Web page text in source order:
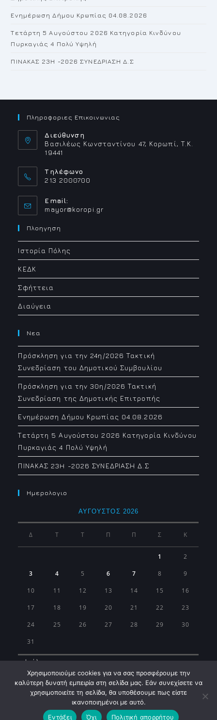
Ενημέρωση Δήμου Κρωπίας 04.08.2026
Τετάρτη 5 Αυγούστου 2026 Κατηγορία Κινδύνου
Πυρκαγιάς 4 Πολύ Υψηλή
ΠΙΝΑΚΑΣ 23H -2026 ΣΥΝΕΔΡΙΑΣΗ Δ.Σ
Πληροφοριες Επικοινωνιας
Διεύθυνση
Βασιλέως Κωνσταντίνου 47, Κορωπί, Τ.Κ.
19441
Τηλέφωνο
213 2000700
Email:
mayor@koropi.grOpens
Πλοηγηση
Ιστορία Πόλης
ΚΕΔΚ
Σφήττεια
Διαύγεια
Νεα
Πρόσκληση για την 24η/2026 Τακτική
Συνεδρίαση του Δημοτικού Συμβουλίου
Πρόσκληση για την 30η/2026 Τακτική
Συνεδρίαση της Δημοτικής Επιτροπής
Ενημέρωση Δήμου Κρωπίας 04.08.2026
Τετάρτη 5 Αυγούστου 2026 Κατηγορία Κινδύνου
Πυρκαγιάς 4 Πολύ Υψηλή
ΠΙΝΑΚΑΣ 23H -2026 ΣΥΝΕΔΡΙΑΣΗ Δ.Σ
Ημερολογιο
ΑΎΓΟΥΣΤΟΣ 2026
Δ Τ Τ Π Π Σ Κ
1 2
3 4 5 6 7 8 9
10 11 12 13 14 15 16
17 18 19 20 21 22 23
24 25 26 27 28 29 30
31
« Ιούλ
Χρησιμοποιούμε cookies για να σας προσφέρουμε την
καλύτερη δυνατή εμπειρία στη σελίδα μας. Εάν συνεχίσετε να
χρησιμοποιείτε τη σελίδα, θα υποθέσουμε πως είστε
ικανοποιημένοι με αυτό.
Εντάξει
Όχι Πολιτική απορρήτου